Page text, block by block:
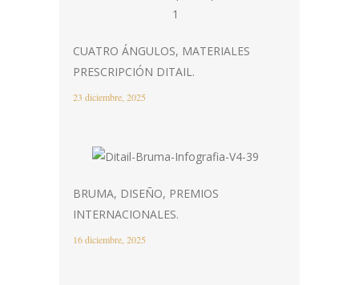
CUATRO ÁNGULOS, MATERIALES
PRESCRIPCIÓN DITAIL.
23 diciembre, 2025
BRUMA, DISEÑO, PREMIOS
INTERNACIONALES.
16 diciembre, 2025